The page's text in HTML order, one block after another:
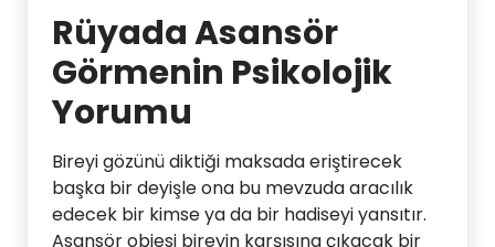
Rüyada Asansör
Görmenin Psikolojik
Yorumu
Bireyi gözünü diktiği maksada eriştirecek
başka bir deyişle ona bu mevzuda aracılık
edecek bir kimse ya da bir hadiseyi yansıtır.
Asansör objesi bireyin karşısına çıkacak bir